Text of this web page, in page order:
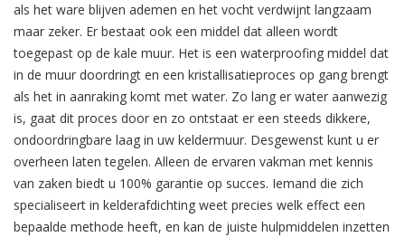
als het ware blijven ademen en het vocht verdwijnt langzaam
maar zeker. Er bestaat ook een middel dat alleen wordt
toegepast op de kale muur. Het is een waterproofing middel dat
in de muur doordringt en een kristallisatieproces op gang brengt
als het in aanraking komt met water. Zo lang er water aanwezig
is, gaat dit proces door en zo ontstaat er een steeds dikkere,
ondoordringbare laag in uw keldermuur. Desgewenst kunt u er
overheen laten tegelen. Alleen de ervaren vakman met kennis
van zaken biedt u 100% garantie op succes. Iemand die zich
specialiseert in kelderafdichting weet precies welk effect een
bepaalde methode heeft, en kan de juiste hulpmiddelen inzetten